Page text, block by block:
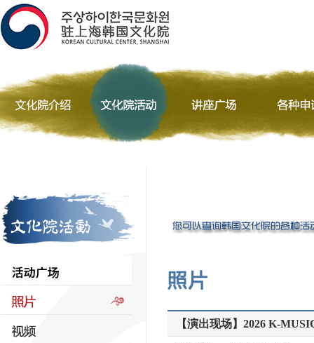
【演出现场】2026 K-